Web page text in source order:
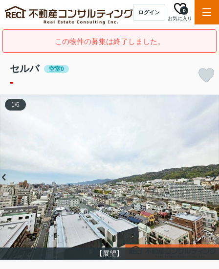
ログイン
お気に入り
0
この物件の募集は終了しました。
セルバ 空室0
-
【展望】
1/6